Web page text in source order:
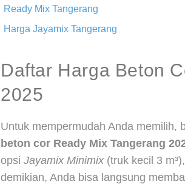
Ready Mix Tangerang
Harga Jayamix Tangerang
Daftar Harga Beton
2025
Untuk mempermudah Anda memilih,
beton cor Ready Mix Tangerang
opsi Jayamix Minimix (truk kecil 3
demikian, Anda bisa langsung